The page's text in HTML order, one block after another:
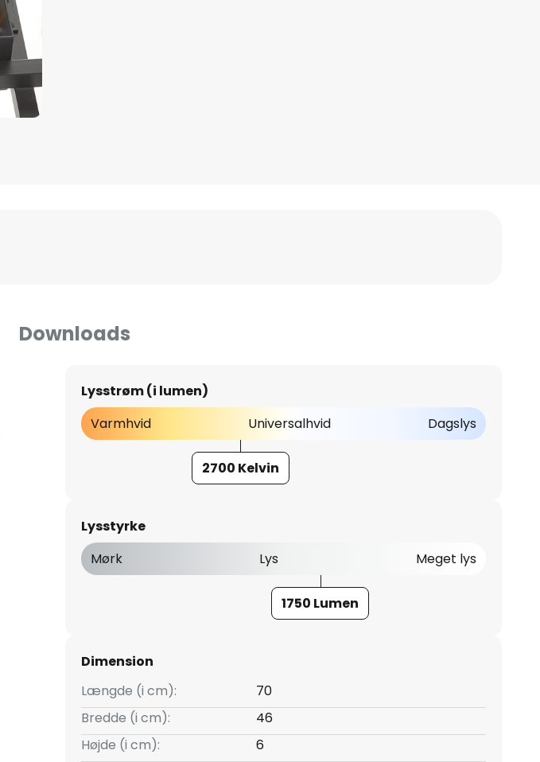
Downloads
Lysstrøm (i lumen)
Varmhvid
Universalhvid Dagslys
2700 Kelvin
Lysstyrke
Mørk
Lys Meget lys
1750 Lumen
Dimension
Længde (i cm):
70
Bredde (i cm):
46
Højde (i cm):
6